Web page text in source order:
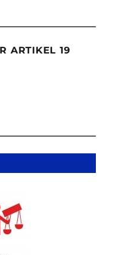
ARTIKEL 19